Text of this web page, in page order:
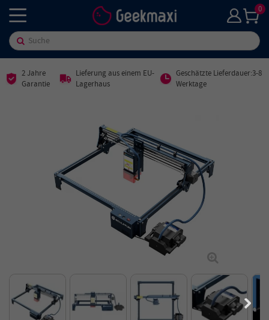
0
2 Jahre
Garantie
Lieferung aus einem EU-
Lagerhaus
Geschätzte Lieferdauer:3-8
Werktage